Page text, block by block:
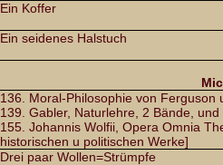
Ein Koffer
Ein seidenes Halstuch
136. Moral-Philosophie von Ferguson
139. Gabler, Naturlehre, 2 Bände, und
155. Johannis Wolfii, Opera Omnia
historischen u politischen Werke]
Drei paar Wollen=Strümpfe